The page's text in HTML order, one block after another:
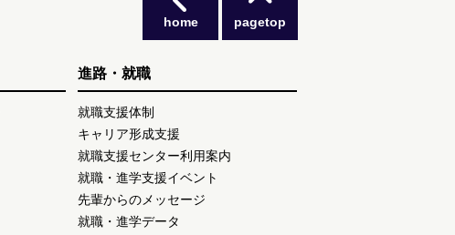
pagetop
home
進路・就職
就職支援体制
キャリア形成支援
就職支援センター利用案内
就職・進学支援イベント
先輩からのメッセージ
就職・進学データ